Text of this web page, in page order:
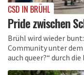
CSD IN BRÜHL
Pride zwischen
Brühl wird wieder
Community unter
auch queer?“ durch